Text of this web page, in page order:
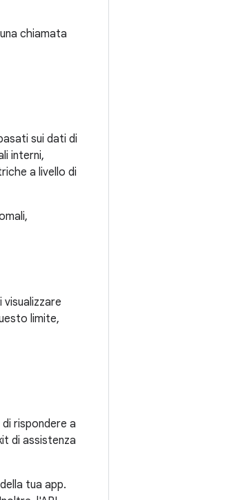
chiamata
sui dati di
interni,
a livello di
limite,
rispondere a
di assistenza
tua app.